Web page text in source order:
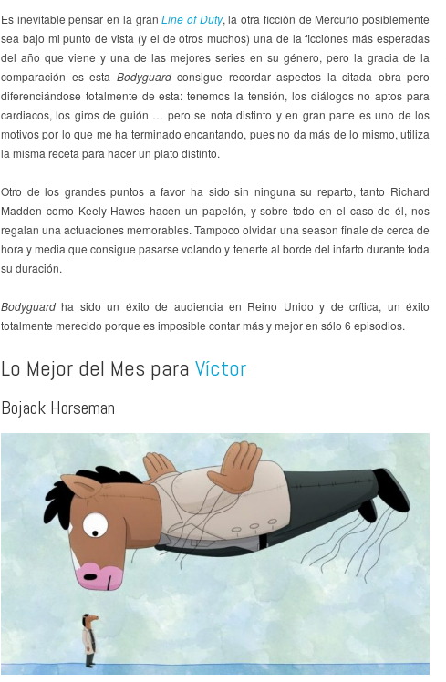
Es inevitable pensar en la granLine of Duty, la otra ficción de Mercurio posiblemente
sea bajo mi punto de vista (y el de otros muchos) una de la ficciones más esperadas
del año que viene y una de las mejores series en su género, pero la gracia de la
comparación es esta Bodyguard consigue recordar aspectos la citada obra pero
diferenciándose totalmente de esta: tenemos la tensión, los diálogos no aptos para
cardiacos, los giros de guión … pero se nota distinto y en gran parte es uno de los
motivos por lo que me ha terminado encantando, pues no da más de lo mismo, utiliza
la misma receta para hacer un plato distinto.
Otro de los grandes puntos a favor ha sido sin ninguna su reparto, tanto Richard
Madden como Keely Hawes hacen un papelón, y sobre todo en el caso de él, nos
regalan una actuaciones memorables. Tampoco olvidar una season finale de cerca de
hora y media que consigue pasarse volando y tenerte al borde del infarto durante toda
su duración.
Bodyguard ha sido un éxito de audiencia en Reino Unido y de crítica, un éxito
totalmente merecido porque es imposible contar más y mejor en sólo 6 episodios.
Lo Mejor del Mes para Víctor
Bojack Horseman